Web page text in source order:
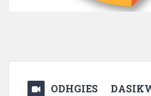
ODHGIES